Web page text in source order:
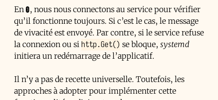
En ❸, nous nous connectons au service pour vérifier
qu’il fonctionne toujours. Si c’est le cas, le message
de vivacité est envoyé. Par contre, si le service refuse
la connexion ou si http.Get() se bloque, systemd
initiera un redémarrage de l’applicatif.
Il n’y a pas de recette universelle. Toutefois, les
approches à adopter pour implémenter cette